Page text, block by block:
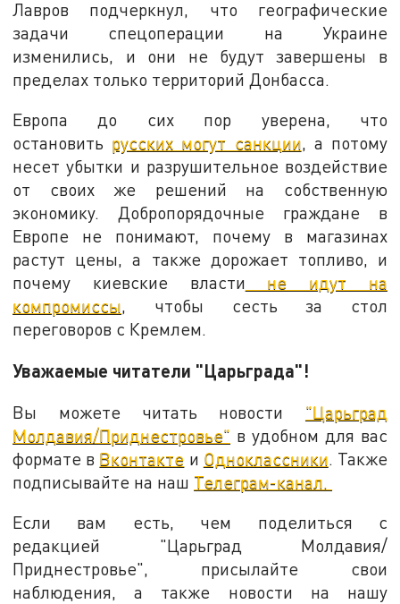
Лавров подчеркнул, что географические
задачи спецоперации на Украине
изменились, и они не будут завершены в
пределах только территорий Донбасса.
Европа до сих пор уверена, что
остановить русских могут санкции, а потому
несет убытки и разрушительное воздействие
от своих же решений на собственную
экономику. Добропорядочные граждане в
Европе не понимают, почему в магазинах
растут цены, а также дорожает топливо, и
почему киевские власти не идут на
компромиссы, чтобы сесть за стол
переговоров с Кремлем.
Уважаемые читатели "Царьграда"!
Вы можете читать новости "Царьград
Молдавия/Приднестровье" в удобном для вас
формате в Вконтакте и Одноклассники. Также
подписывайте на наш Телеграм-канал.
Если вам есть, чем поделиться с
редакцией "Царьград Молдавия/
Приднестровье", присылайте свои
наблюдения, а также новости на нашу